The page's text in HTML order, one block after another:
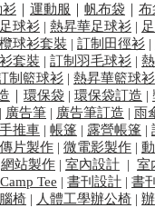
衫 運動服 帆布袋 布
球衫 | 熱昇華足球衫 |
欖球衫套裝 | 訂制田徑衫 |
套裝 | 訂制羽毛球衫 |
制籃球衫 | 熱昇華籃球衫
環保袋 | 環保袋訂造 |
| 廣告筆 | 廣告筆訂造 | 雨
推車 | 帳篷 | 露營帳篷 |
片製作 | 微電影製作 |
網站製作 | 室內設計 | 室
Tee | 書刊設計 | 書
椅 | 人體工學辦公椅 |